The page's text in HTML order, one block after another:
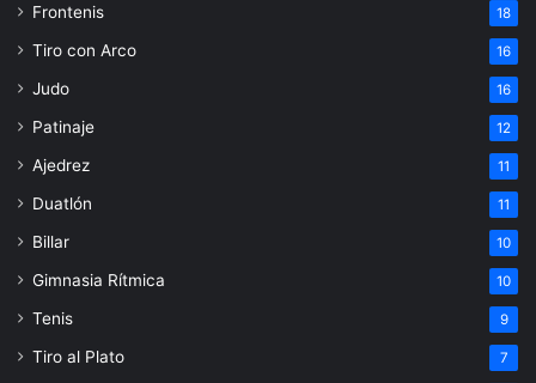
Frontenis 18
Tiro con Arco 16
Judo 16
Patinaje 12
Ajedrez 11
Duatlón 11
Billar 10
Gimnasia Rítmica 10
Tenis 9
Tiro al Plato 7